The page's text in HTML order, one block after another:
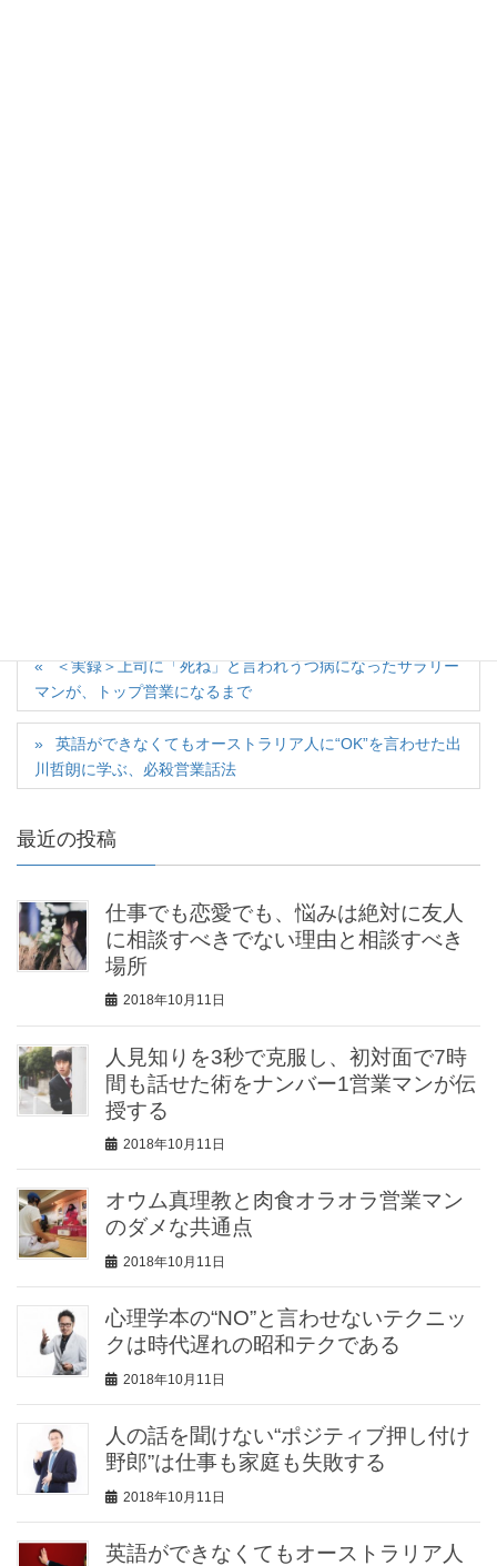
＜実録＞上司に「死ね」と言われうつ病になったサラリー
マンが、トップ営業になるまで
英語ができなくてもオーストラリア人に“OK”を言わせた出
川哲朗に学ぶ、必殺営業話法
最近の投稿
仕事でも恋愛でも、悩みは絶対に友人
に相談すべきでない理由と相談すべき
場所
2018年10月11日
人見知りを3秒で克服し、初対面で7時
間も話せた術をナンバー1営業マンが伝
授する
2018年10月11日
オウム真理教と肉食オラオラ営業マン
のダメな共通点
2018年10月11日
心理学本の“NO”と言わせないテクニッ
クは時代遅れの昭和テクである
2018年10月11日
人の話を聞けない“ポジティブ押し付け
野郎”は仕事も家庭も失敗する
2018年10月11日
英語ができなくてもオーストラリア人